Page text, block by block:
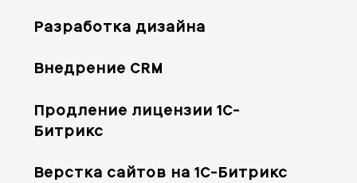
Разработка дизайна
Внедрение CRM
Продление лицензии 1С-
Битрикс
Верстка сайтов на 1С-Битрикс